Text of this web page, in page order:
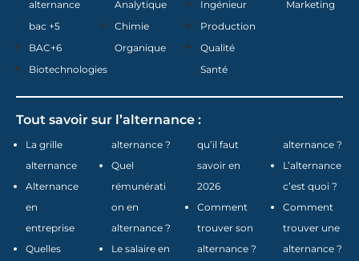
alternance
bac +5
BAC+6
Biotechnologies
Analytique
Chimie
Organique
Ingénieur
Production
Qualité
Santé
Marketing
Tout savoir sur l’alternance :
La grille
alternance
Alternance
en
entreprise
Quelles
alternance ?
Quel
rémunérati
on en
alternance ?
Le salaire en
qu’il faut
savoir en
2026
Comment
trouver son
alternance ?
alternance ?
L’alternance
c’est quoi ?
Comment
trouver une
alternance ?